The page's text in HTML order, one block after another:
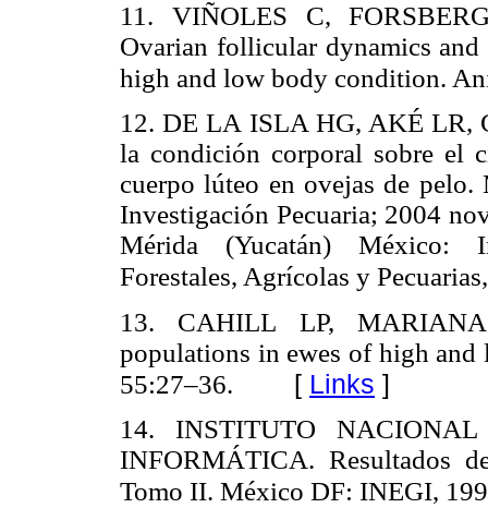
11. VIÑOLES C,
Ovarian follicular dynamics
high and low body condition.
12. DE LA ISLA HG, AKÉ LR,
la condición corporal sobre el
cuerpo lúteo en ovejas de
Investigación Pecuaria; 2004
Mérida (Yucatán) México:
Forestales, Agrícolas y
13. CAHILL LP,
populations in ewes of high
55:27–36. [ Links ]
14. INSTITUTO
INFORMÁTICA. Resultados
Tomo II. México DF: INEGI,